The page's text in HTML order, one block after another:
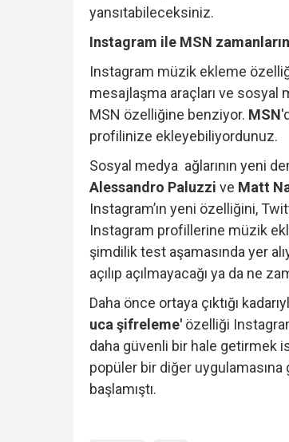
yansıtabileceksiniz.
Instagram ile MSN
Instagram müzik ekleme
mesajlaşma araçları ve sosyal
MSN özelliğine benziyor. MSN
profilinize ekleyebiliyordunuz.
Sosyal medya ağlarının yeni
Alessandro Paluzzi ve Matt
Instagram’ın yeni özelliğini,
Instagram profillerine müzik
şimdilik test aşamasında yer
açılıp açılmayacağı ya da ne
Daha önce ortaya çıktığı
uca şifreleme' özelliği
daha güvenli bir hale getirmek
popüler bir diğer
başlamıştı.